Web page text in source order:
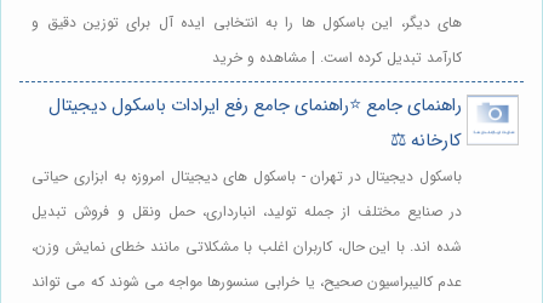
های دیگر، این باسکول ها را به انتخابی ایده آل برای توزین دقیق و
کارآمد تبدیل کرده است. | مشاهده و خرید
راهنمای جامع ⭐️راهنمای جامع رفع ایرادات باسکول دیجیتال
کارخانه ⚖️
باسکول دیجیتال در تهران - باسکول های دیجیتال امروزه به ابزاری حیاتی
در صنایع مختلف از جمله تولید، انبارداری، حمل ونقل و فروش تبدیل
شده اند. با این حال، کاربران اغلب با مشکلاتی مانند خطای نمایش وزن،
عدم کالیبراسیون صحیح، یا خرابی سنسورها مواجه می شوند که می تواند